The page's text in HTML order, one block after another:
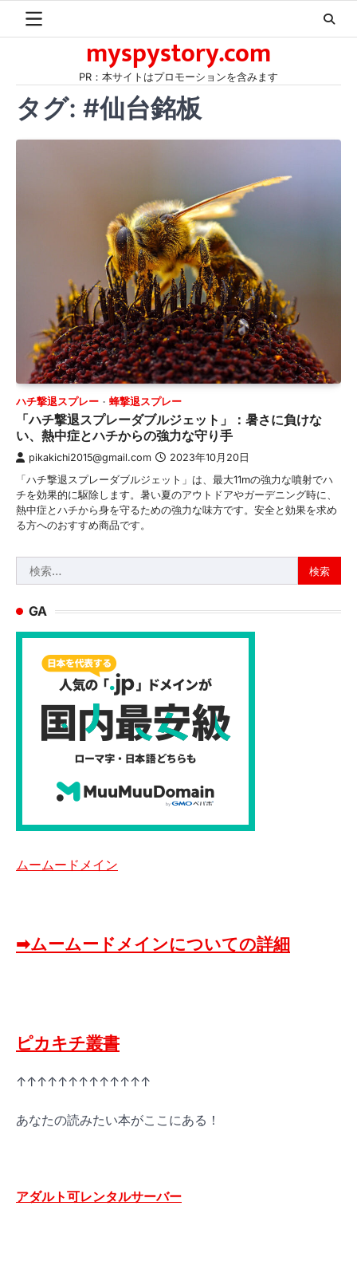
myspystory.com
PR：本サイトはプロモーションを含みます
タグ: #仙台銘板
ハチ撃退スプレー 蜂撃退スプレー
「ハチ撃退スプレーダブルジェット」：暑さに負けな
い、熱中症とハチからの強力な守り手
pikakichi2015@gmail.com 2023年10月20日
「ハチ撃退スプレーダブルジェット」は、最大11mの強力な噴射でハ
チを効果的に駆除します。暑い夏のアウトドアやガーデニング時に、
熱中症とハチから身を守るための強力な味方です。安全と効果を求め
る方へのおすすめ商品です。
索:
GA
ムームードメイン
➡ムームードメインについての詳細
ピカキチ叢書
↑↑↑↑↑↑↑↑↑↑↑↑↑
あなたの読みたい本がここにある！
アダルト可レンタルサーバー